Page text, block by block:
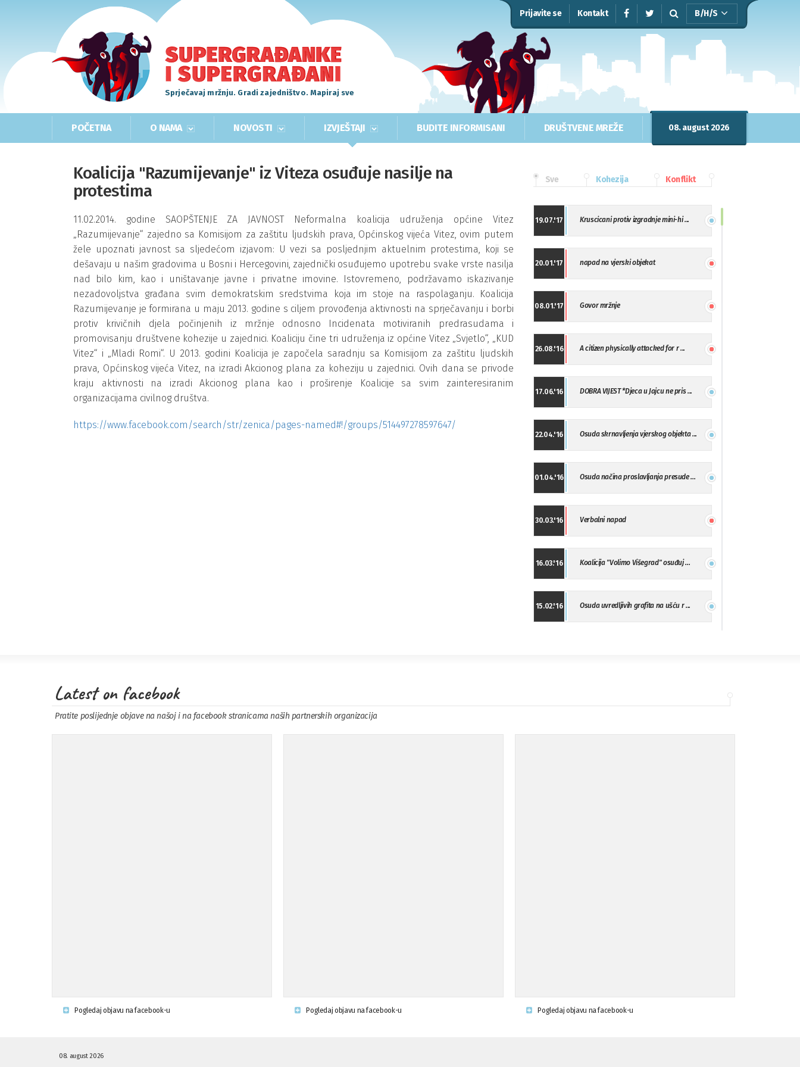
Prijavite se Kontakt B/H/S
Sprječavaj mržnju. Gradi zajedništvo. Mapiraj sve
POČETNA O NAMA NOVOSTI IZVJEŠTAJI BUDITE INFORMISANI DRUŠTVENE MREŽE 08. august 2026
Koalicija "Razumijevanje" iz Viteza osuđuje nasilje na
protestima
11.02.2014. godine SAOPŠTENJE ZA JAVNOST Neformalna koalicija udruženja općine Vitez
„Razumijevanje“ zajedno sa Komisijom za zaštitu ljudskih prava, Općinskog vijeća Vitez, ovim putem
žele upoznati javnost sa sljedećom izjavom: U vezi sa posljednjim aktuelnim protestima, koji se
dešavaju u našim gradovima u Bosni i Hercegovini, zajednički osuđujemo upotrebu svake vrste nasilja
nad bilo kim, kao i uništavanje javne i privatne imovine. Istovremeno, podržavamo iskazivanje
nezadovoljstva građana svim demokratskim sredstvima koja im stoje na raspolaganju. Koalicija
Razumijevanje je formirana u maju 2013. godine s ciljem provođenja aktivnosti na sprječavanju i borbi
protiv krivičnih djela počinjenih iz mržnje odnosno Incidenata motiviranih predrasudama i
promovisanju društvene kohezije u zajednici. Koaliciju čine tri udruženja iz općine Vitez „Svjetlo“, „KUD
Vitez“ i „Mladi Romi“. U 2013. godini Koalicija je započela saradnju sa Komisijom za zaštitu ljudskih
prava, Općinskog vijeća Vitez, na izradi Akcionog plana za koheziju u zajednici. Ovih dana se privode
kraju aktivnosti na izradi Akcionog plana kao i proširenje Koalicije sa svim zainteresiranim
organizacijama civilnog društva.
https://www.facebook.com/search/str/zenica/pages-named#!/groups/514497278597647/
Sve Kohezija Konflikt
19.07.'17 Kruscicani protiv izgradnje mini-hi ...
20.01.'17 napad na vjerski objekat
08.01.'17 Govor mržnje
26.08.'16 A citizen physically attacked for r ...
17.06.'16 DOBRA VIJEST *Djeca u Jajcu ne pris ...
22.04.'16 Osuda skrnavljenja vjerskog objekta ...
01.04.'16 Osuda načina proslavljanja presude ...
30.03.'16 Verbalni napad
16.03.'16 Koalicija "Volimo Višegrad" osuđuj ...
15.02.'16 Osuda uvredljivih grafita na ušću r ...
09.11.'15 Osuda incidenta tokom dženaze na Pe ...
Latest on facebook
Pratite poslijednje objave na našoj i na facebook stranicama naših partnerskih organizacija
Pogledaj objavu na facebook-u Pogledaj objavu na facebook-u Pogledaj objavu na facebook-u
08. august 2026